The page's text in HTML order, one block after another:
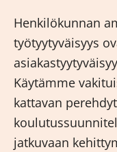
Henkilökunnan
työtyytyväisyys
Käytämme
kattavan
jatkuvaan